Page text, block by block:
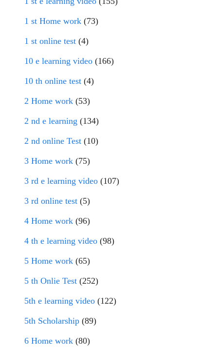
1 st Home work (73)
1 st online test (4)
10 e learning video (166)
10 th online test (4)
2 Home work (53)
2 nd e learning (134)
2 nd online Test (10)
3 Home work (75)
3 rd e learning video (107)
3 rd online test (5)
4 Home work (96)
4 th e learning video (98)
5 Home work (65)
5 th Onlie Test (252)
5th e learning video (122)
5th Scholarship (89)
6 Home work (80)